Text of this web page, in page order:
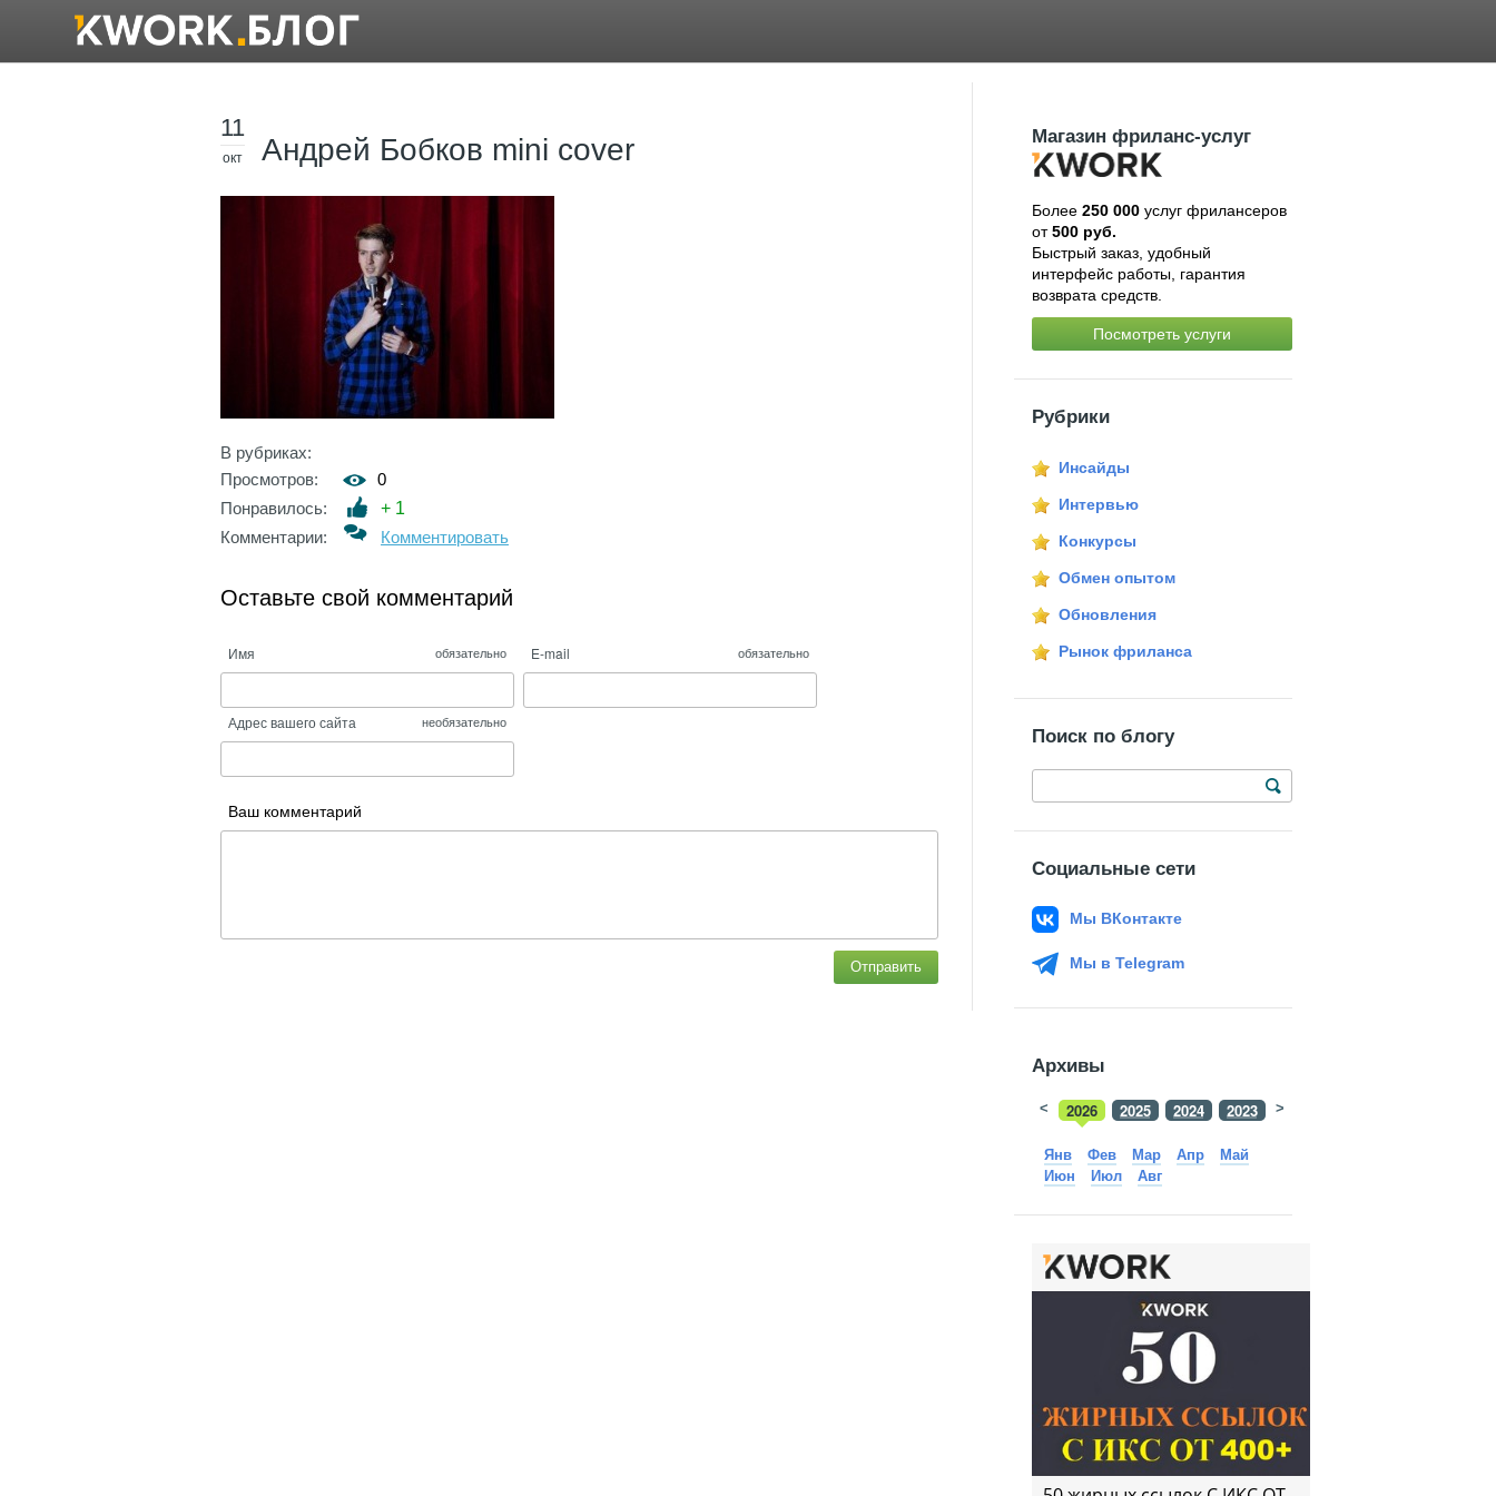
11
окт Андрей Бобков mini cover
В рубриках:
Просмотров:
0
Понравилось:
+ 1
Комментарии:
Комментировать
Оставьте свой комментарий
Имя обязательно E-mail обязательно
Адрес вашего сайта необязательно
Ваш комментарий
Отправить
Магазин фриланс-услуг
Более 250 000услуг фрилансеров
от500 руб.
Быстрый заказ, удобный
интерфейс работы, гарантия
возврата средств.
Посмотреть услуги
Рубрики
Инсайды
Интервью
Конкурсы
Обмен опытом
Обновления
Рынок фриланса
Поиск по блогу
Социальные сети
Мы ВКонтакте
Мы в Telegram
Архивы
2026 2025 2024 2023 2022
< >
Янв Фев Мар Апр
Май
Июн
Июл Авг